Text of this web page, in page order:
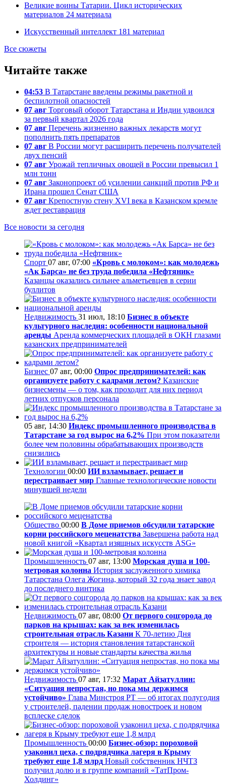
Великие воины Татарии. Цикл исторических
материалов 24 материала
Искусственный интеллект 181 материал
Все сюжеты
Читайте также
04:53 В Татарстане введены режимы ракетной и
беспилотной опасностей
07 авг Торговый оборот Татарстана и Индии удвоился
за первый квартал 2026 года
07 авг Перечень жизненно важных лекарств могут
пополнить пять препаратов
07 авг В России могут расширить перечень получателей
двух пенсий
07 авг Урожай тепличных овощей в России превысил 1
млн тонн
07 авг Законопроект об усилении санкций против РФ и
Ирана прошел Сенат США
07 авг Крепостную стену XVI века в Казанском кремле
ждет реставрация
Все новости за сегодня
Спорт 07 авг, 07:00 «Кровь с молоком»: как молодежь
«Ак Барса» не без труда победила «Нефтяник»
Казанцы оказались сильнее альметьевцев в серии
буллитов
Недвижимость 31 июл, 18:10 Бизнес в объекте
культурного наследия: особенности национальной
аренды Аренда коммерческих площадей в ОКН глазами
казанских предпринимателей
Бизнес 07 авг, 00:00 Опрос предпринимателей: как
организуете работу с кадрами летом? Казанские
бизнесмены — о том, как проходит для них период
летних отпусков персонала
05 авг, 14:30 Индекс промышленного производства в
Татарстане за год вырос на 6,2% При этом показатели
более чем половины обрабатывающих производств
снизились
Технологии 00:00 ИИ взламывает, решает и
перестраивает мир Главные технологические новости
минувшей недели
Общество 00:00 В Доме приемов обсудили татарские
корни российского меценатства Завершена работа над
новой книгой «Квартал изящных искусств ASG»
Промышленность 07 авг, 13:00 Морская душа и 100-
метровая колонна История заслуженного химика
Татарстана Олега Жогина, который 32 года знает завод
до последнего винтика
Недвижимость 07 авг, 08:00 От первого соцгорода до
парков на крышах: как за век изменилась
строительная отрасль Казани К 70-летию Дня
строителя — история становления татарстанской
архитектуры и новые стандарты качества жилья
Недвижимость 07 авг, 17:32 Марат Айзатуллин:
«Ситуация непростая, но пока мы держимся
устойчиво» Глава Минстроя РТ — об итогах полугодия
у строителей, падении продаж новостроек и новом
всплеске сделок
Промышленность 00:00 Бизнес-обзор: пороховой
узаконил цеха, с подрядчика лагеря в Крыму
требуют еще 1,8 млрд Новый собственник НЧТЗ
получил долю и в группе компаний «ТатПром-
Холдинг»